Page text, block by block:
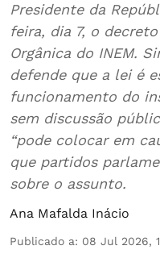
Presidente da
feira, dia 7, o
Orgânica do INEM.
defende que a lei é
funcionamento do
sem discussão
“pode colocar em
que partidos
sobre o assunto.
Ana Mafalda Inácio
Publicado a: 08 Jul 2026,